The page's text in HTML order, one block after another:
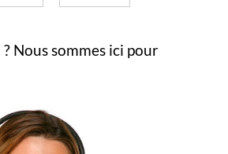
Nous sommes ici pour